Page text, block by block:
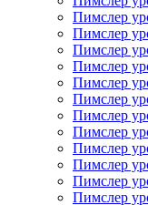
Пимслер
Пимслер
Пимслер
Пимслер
Пимслер
Пимслер
Пимслер
Пимслер
Пимслер
Пимслер
Пимслер
Пимслер